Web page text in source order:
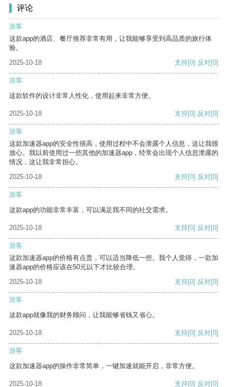
评论
游客
这款app的酒店、餐厅推荐非常有用，让我能够享受到高品质的旅行体
验。
2025-10-18
支持[0] 反对[0]
游客
这款软件的设计非常人性化，使用起来非常方便。
2025-10-18 支持[0] 反对[0]
游客
这款加速器app的安全性很高，使用过程中不会泄露个人信息，这让我很
放心。我以前使用过一些其他的加速器app，经常会出现个人信息泄露的
情况，这让我非常担心。
2025-10-18
支持[0] 反对[0]
游客
这款app的功能非常丰富，可以满足我不同的社交需求。
2025-10-18 支持[0] 反对[0]
游客
这款加速器app的价格有点贵，可以适当降低一些。我个人觉得，一款加
速器app的价格应该在50元以下才比较合理。
2025-10-18
支持[0] 反对[0]
游客
这款app就像我的财务顾问，让我能够省钱又省心。
2025-10-18 支持[0] 反对[0]
游客
这款加速器app的操作非常简单，一键加速就能开启，非常方便。
2025-10-18 支持[0] 反对[0]